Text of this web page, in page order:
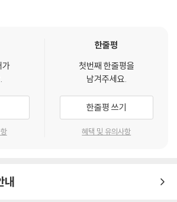
가
한줄평
첫번째 한줄평을
남겨주세요.
한줄평 쓰기
혜택 및 유의사항
내